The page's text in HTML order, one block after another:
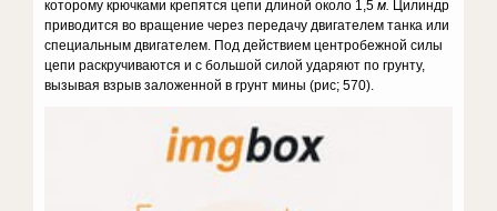
которому крючками крепятся цепи длиной около 1,5м. Ци­линдр
приводится во вращение че­рез передачу двигателем танка или
специальным двигателем. Под действием центробежной силы
цепи раскручиваются и с большой силой ударяют по грунту,
вызывая взрыв заложенной в грунт мины (рис; 570).